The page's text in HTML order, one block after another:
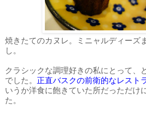
焼きたてのカヌレ。ミニャルディーズ
し。
クラシックな調理好きの私にとって、
でした。 正直バスクの前衛的なレスト
いうか洋食に飽きていた所だっただけ
た。